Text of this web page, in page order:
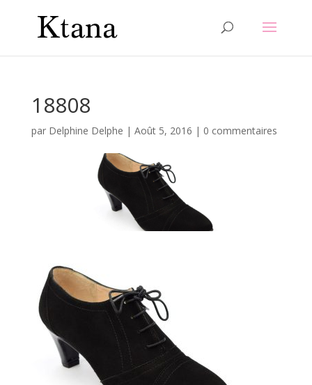
18808
par Delphine Delphe | Août 5, 2016 | 0 commentaires